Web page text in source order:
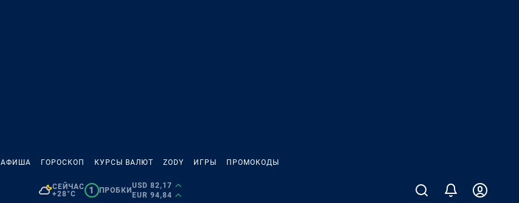
АФИША ГОРОСКОП КУРСЫ ВАЛЮТ ZODY ИГРЫ ПРОМОКОДЫ
СЕЙЧАС
+28°C
1 ПРОБКИ
USD 82,17
EUR 94,84